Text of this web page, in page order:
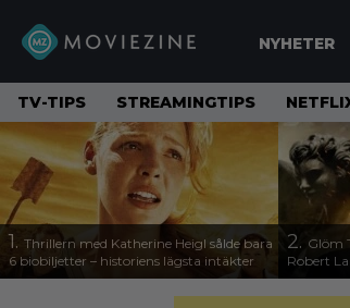
NYHETER
TV-TIPS STREAMINGTIPS
1. Thrillern med Katherine Heigl sålde bara
6 biobiljetter – historiens lägsta intäkter
2. Glöm
Robert